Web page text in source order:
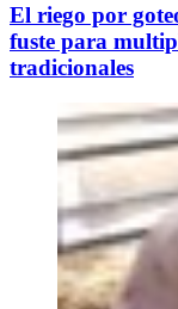
El riego por
fuste para
tradicionales